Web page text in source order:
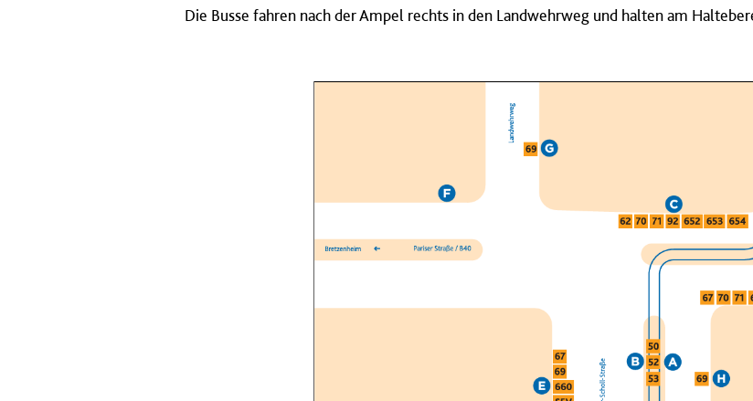
Die Busse fahren nach der Ampel rechts in den Landwehrweg und halten am